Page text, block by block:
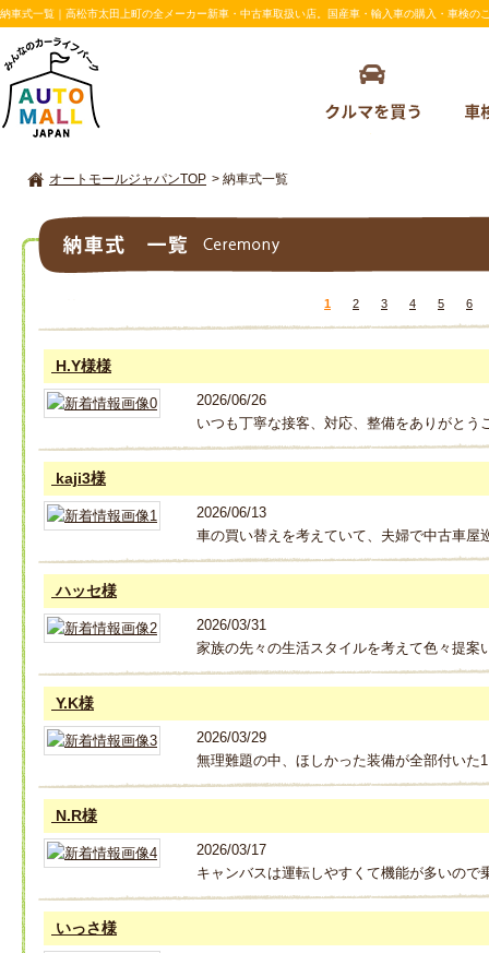
納車式一覧｜高松市太田上町の全メーカー新車・中古車取扱い店。国産車・輸入車の購入・車検
オートモールジャパンTOP > 納車式一覧
1 2 3 4 5 6
H.Y様様
2026/06/26
いつも丁寧な接客、対応、整備をありがとう
kaji3様
2026/06/13
車の買い替えを考えていて、夫婦で中古車屋
ハッセ様
2026/03/31
家族の先々の生活スタイルを考えて色々提案
Y.K様
2026/03/29
無理難題の中、ほしかった装備が全部付いた
N.R様
2026/03/17
キャンバスは運転しやすくて機能が多いので
いっさ様